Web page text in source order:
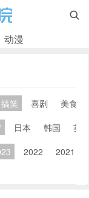

动漫
搞笑 喜剧
美食
日本 韩国
英
2022 2021